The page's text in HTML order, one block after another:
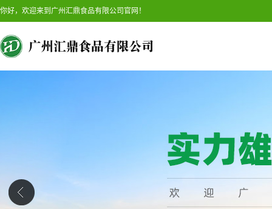
你好，欢迎来到广州汇鼎食品有限公司官网！